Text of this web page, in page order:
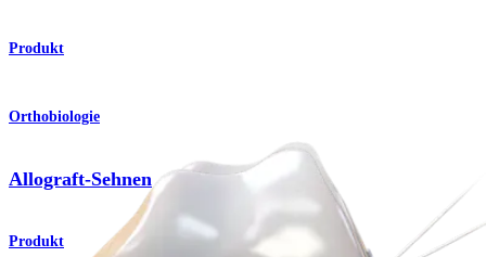
Produkt
Orthobiologie
Allograft-Sehnen
Produkt